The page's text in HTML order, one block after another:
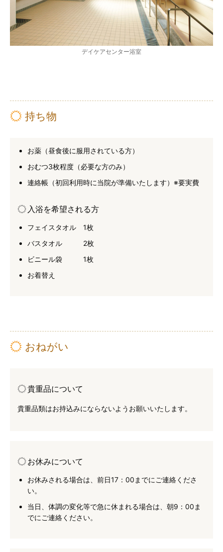
デイケアセンター浴室
持ち物
お薬（昼食後に服用されている方）
おむつ3枚程度（必要な方のみ）
連絡帳（初回利用時に当院が準備いたします）※要実費
入浴を希望される方
フェイスタオル 1枚
バスタオル 2枚
ビニール袋 1枚
お着替え
おねがい
貴重品について
貴重品類はお持込みにならないようお願いいたします。
お休みについて
お休みされる場合は、前日17：00までにご連絡くださ
い。
当日、体調の変化等で急に休まれる場合は、朝9：00ま
でにご連絡ください。